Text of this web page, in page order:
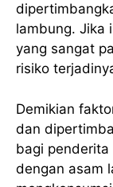
lambung. Jika
yang sangat
risiko
Demikian
dan
bagi penderita
dengan asam